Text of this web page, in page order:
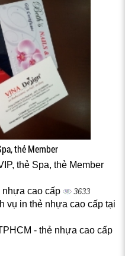
thẻ Member
thẻ Spa, thẻ Member
nhựa cao cấp 3633
vụ in thẻ nhựa cao cấp tại
- thẻ nhựa cao cấp